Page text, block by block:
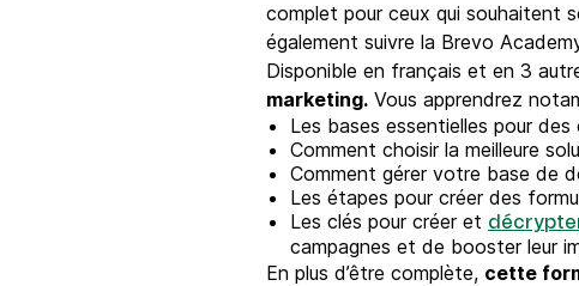
complet pour ceux qui souhaitent
également suivre la Brevo
Disponible en français et en 3
marketing. Vous apprendrez
Les bases essentielles pour
Comment choisir la meilleure
Comment gérer votre base de
Les étapes pour créer des
Les clés pour créer et
campagnes et de booster leur
En plus d’être complète, cette